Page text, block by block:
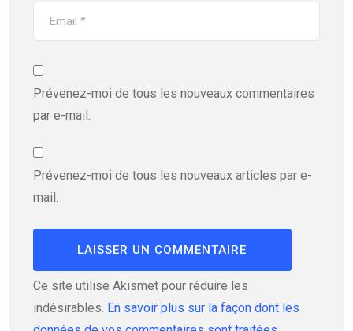
Prévenez-moi de tous les nouveaux commentaires
par e-mail.
Prévenez-moi de tous les nouveaux articles par e-
mail.
Ce site utilise Akismet pour réduire les
indésirables. En savoir plus sur la façon dont les